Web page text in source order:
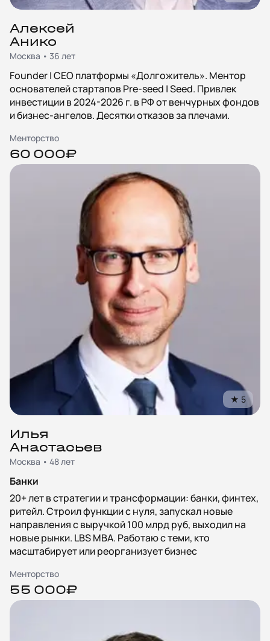
Алексей
Анико
Москва • 36 лет
Founder | CEO платформы «Долгожитель». Ментор
основателей стартапов Pre-seed | Seed. Привлек
инвестиции в 2024-2026 г. в РФ от венчурных фондов
и бизнес-ангелов. Десятки отказов за плечами.
Менторство
60 000₽
★ 5
Илья
Анастасьев
Москва • 48 лет
Банки
20+ лет в стратегии и трансформации: банки, финтех,
ритейл. Строил функции с нуля, запускал новые
направления с выручкой 100 млрд руб, выходил на
новые рынки. LBS MBA. Работаю с теми, кто
масштабирует или реорганизует бизнес
Менторство
55 000₽